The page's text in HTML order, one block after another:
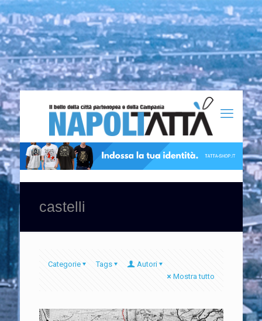
castelli
Categorie Tags
Autori
Mostra tutto